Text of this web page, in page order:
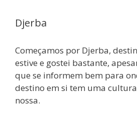
Djerba
Começamos por Djerba,
estive e gostei bastante,
que se informem bem para
destino em si tem uma
nossa.